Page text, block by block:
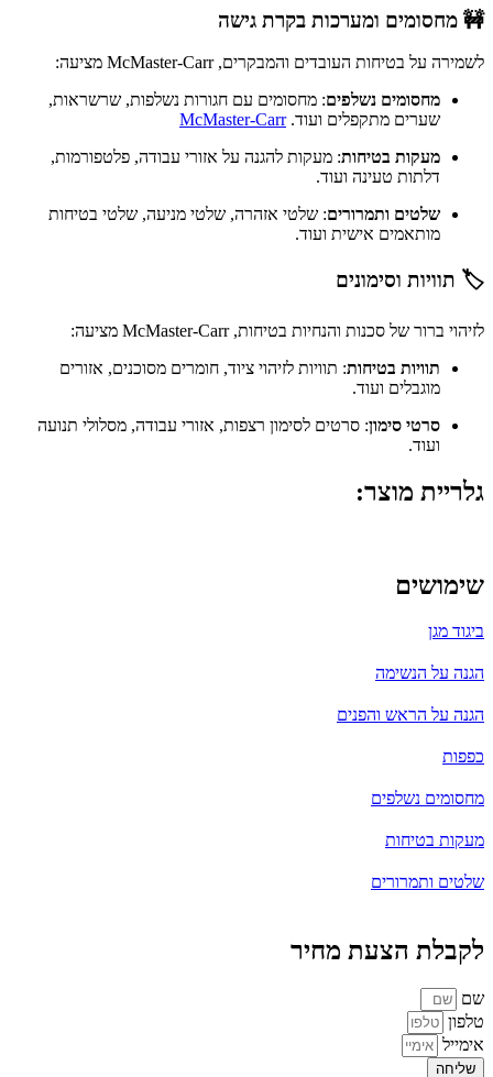
🚧 מחסומים ומערכות בקרת גישה
לשמירה על בטיחות העובדים והמבקרים, McMaster-Carr מציעה:
מחסומים נשלפים: מחסומים עם חגורות נשלפות, שרשראות,
שערים מתקפלים ועוד. ​
McMaster-Carr
מעקות בטיחות: מעקות להגנה על אזורי עבודה, פלטפורמות,
דלתות טעינה ועוד.
שלטים ותמרורים: שלטי אזהרה, שלטי מניעה, שלטי בטיחות
מותאמים אישית ועוד.
🏷️ תוויות וסימונים
לזיהוי ברור של סכנות והנחיות בטיחות, McMaster-Carr מציעה:
תוויות בטיחות: תוויות לזיהוי ציוד, חומרים מסוכנים, אזורים
מוגבלים ועוד.
סרטי סימון: סרטים לסימון רצפות, אזורי עבודה, מסלולי תנועה
ועוד.
גלריית מוצר:
שימושים
ביגוד מגן
הגנה על הנשימה
הגנה על הראש והפנים
כפפות
מחסומים נשלפים
מעקות בטיחות
שלטים ותמרורים
לקבלת הצעת מחיר
שם
טלפון
אימייל
שליחה